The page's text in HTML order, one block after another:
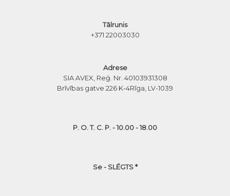
Tālrunis
+371 22003030
Adrese
SIA AVEX, Reģ. Nr. 40103931308
Brīvības gatve 226 K-4Rīga, LV-1039
P. O. T. C. P. - 10.00 - 18.00
Se - SLĒGTS *